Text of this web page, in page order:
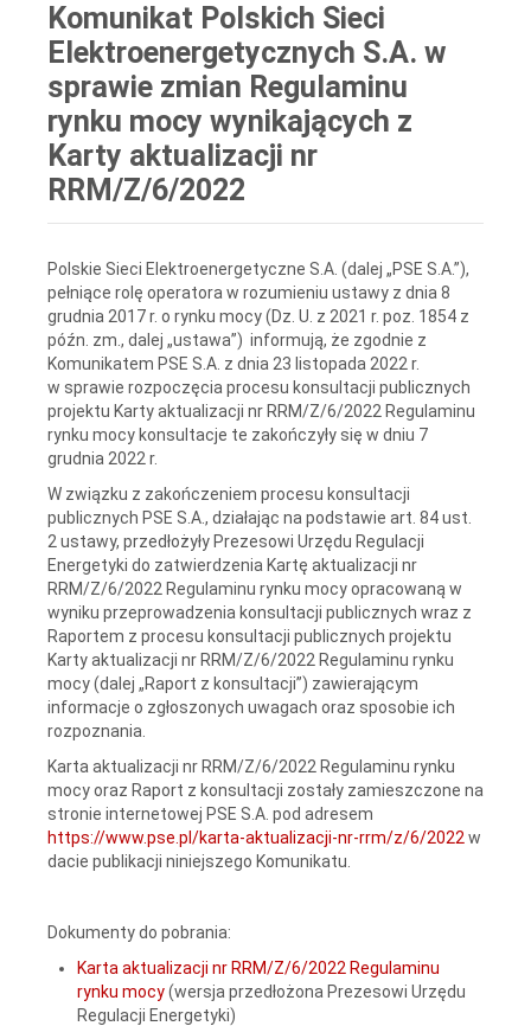
Komunikat Polskich Sieci
Elektroenergetycznych S.A. w
sprawie zmian Regulaminu
rynku mocy wynikających z
Karty aktualizacji nr
RRM/Z/6/2022
Polskie Sieci Elektroenergetyczne S.A. (dalej „PSE S.A.”),
pełniące rolę operatora w rozumieniu ustawy z dnia 8
grudnia 2017 r. o rynku mocy (Dz. U. z 2021 r. poz. 1854 z
późn. zm., dalej „ustawa”) informują, że zgodnie z
Komunikatem PSE S.A. z dnia 23 listopada 2022 r.
w sprawie rozpoczęcia procesu konsultacji publicznych
projektu Karty aktualizacji nr RRM/Z/6/2022 Regulaminu
rynku mocy konsultacje te zakończyły się w dniu 7
grudnia 2022 r.
W związku z zakończeniem procesu konsultacji
publicznych PSE S.A., działając na podstawie art. 84 ust.
2 ustawy, przedłożyły Prezesowi Urzędu Regulacji
Energetyki do zatwierdzenia Kartę aktualizacji nr
RRM/Z/6/2022 Regulaminu rynku mocy opracowaną w
wyniku przeprowadzenia konsultacji publicznych wraz z
Raportem z procesu konsultacji publicznych projektu
Karty aktualizacji nr RRM/Z/6/2022 Regulaminu rynku
mocy (dalej „Raport z konsultacji”) zawierającym
informacje o zgłoszonych uwagach oraz sposobie ich
rozpoznania.
Karta aktualizacji nr RRM/Z/6/2022 Regulaminu rynku
mocy oraz Raport z konsultacji zostały zamieszczone na
stronie internetowej PSE S.A. pod adresem
https://www.pse.pl/karta-aktualizacji-nr-rrm/z/6/2022 w
dacie publikacji niniejszego Komunikatu.
Dokumenty do pobrania:
Karta aktualizacji nr RRM/Z/6/2022 Regulaminu
rynku mocy(wersja przedłożona Prezesowi Urzędu
Regulacji Energetyki)